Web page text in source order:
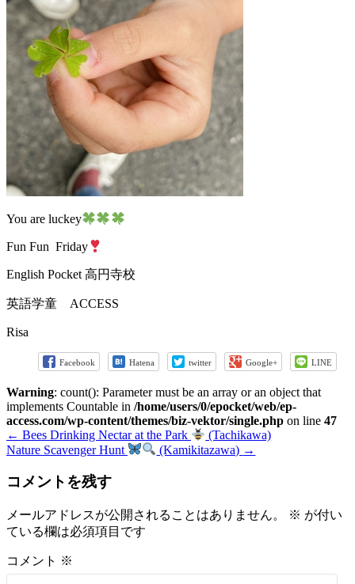
You are luckey
Fun Fun Friday
English Pocket 高円寺校
英語学童 ACCESS
Risa
Facebook Hatena twitter Google+ LINE
Warning: count(): Parameter must be an array or an object that
implements Countable in /home/users/0/epocket/web/ep-
access.com/wp-content/themes/biz-vektor/single.php on line 47
← Bees Drinking Nectar at the Park
(Tachikawa)
Nature Scavenger Hunt
(Kamikitazawa) →
コメントを残す
メールアドレスが公開されることはありません。 ※ が付い
ている欄は必須項目です
コメント ※